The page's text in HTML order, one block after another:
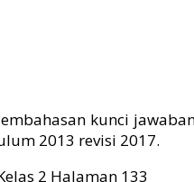
kunci
2013 revisi 2017.